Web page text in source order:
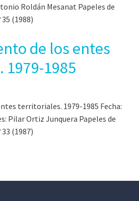
Roldán Mesanat Papeles de
(1988)
de los entes
1985
territoriales. 1979-1985 Fecha:
Pilar Ortiz Junquera Papeles de
(1987)